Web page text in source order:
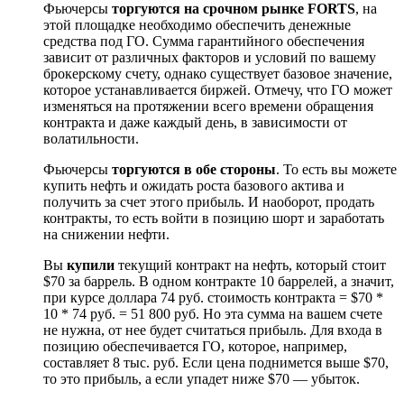
Фьючерсы торгуются на срочном рынке FORTS, на
этой площадке необходимо обеспечить денежные
средства под ГО. Сумма гарантийного обеспечения
зависит от различных факторов и условий по вашему
брокерскому счету, однако существует базовое значение,
которое устанавливается биржей. Отмечу, что ГО может
изменяться на протяжении всего времени обращения
контракта и даже каждый день, в зависимости от
волатильности.
Фьючерсы торгуются в обе стороны. То есть вы можете
купить нефть и ожидать роста базового актива и
получить за счет этого прибыль. И наоборот, продать
контракты, то есть войти в позицию шорт и заработать
на снижении нефти.
Вы купили текущий контракт на нефть, который стоит
$70 за баррель. В одном контракте 10 баррелей, а значит,
при курсе доллара 74 руб. стоимость контракта = $70 *
10 * 74 руб. = 51 800 руб. Но эта сумма на вашем счете
не нужна, от нее будет считаться прибыль. Для входа в
позицию обеспечивается ГО, которое, например,
составляет 8 тыс. руб. Если цена поднимется выше $70,
то это прибыль, а если упадет ниже $70 — убыток.